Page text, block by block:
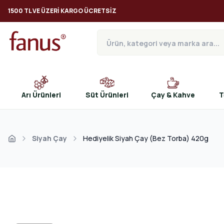
1500 TL VE ÜZERI KARGO ÜCRETSIZ
Arı Ürünleri Süt Ürünleri Çay & Kahve
Siyah Çay Hediyelik Siyah Çay (Bez Torba) 420g